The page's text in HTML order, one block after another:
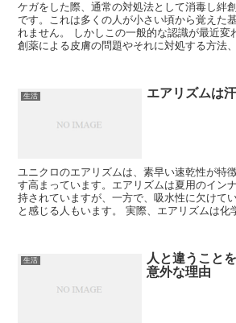
ケガをした際、通常の対処法として消毒し絆
です。これは多くの人が小さい頃から覚えた
れません。 しかしこの一般的な認識が最近変
創薬による皮膚の問題やそれに対処する方法
生活 エアリズムは
ユニクロのエアリズムは、素早い速乾性が特
す高まっています。エアリズムは夏用のイン
持されていますが、一方で、吸水性に欠けて
と感じる人もいます。 実際、エアリズムは化
生活
人と違うこと
意外な理由